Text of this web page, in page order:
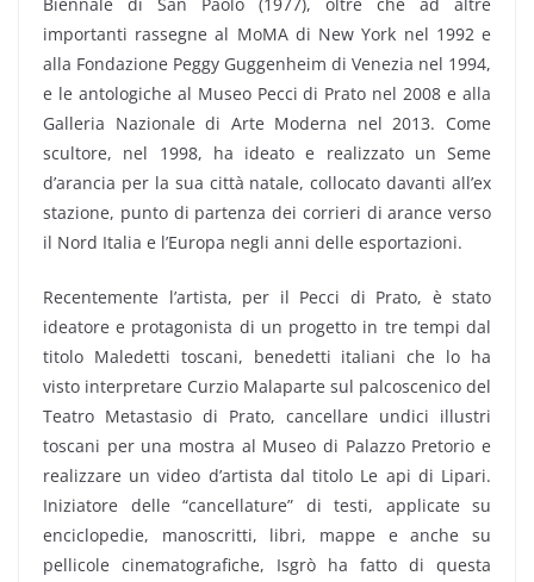
importanti rassegne al MoMA di New York nel 1992 e
alla Fondazione Peggy Guggenheim di Venezia nel 1994,
e le antologiche al Museo Pecci di Prato nel 2008 e alla
Galleria Nazionale di Arte Moderna nel 2013. Come
scultore, nel 1998, ha ideato e realizzato un Seme
d’arancia per la sua città natale, collocato davanti all’ex
stazione, punto di partenza dei corrieri di arance verso
il Nord Italia e l’Europa negli anni delle esportazioni.
Recentemente l’artista, per il Pecci di Prato, è stato
ideatore e protagonista di un progetto in tre tempi dal
titolo Maledetti toscani, benedetti italiani che lo ha
visto interpretare Curzio Malaparte sul palcoscenico del
Teatro Metastasio di Prato, cancellare undici illustri
toscani per una mostra al Museo di Palazzo Pretorio e
realizzare un video d’artista dal titolo Le api di Lipari.
Iniziatore delle “cancellature” di testi, applicate su
enciclopedie, manoscritti, libri, mappe e anche su
pellicole cinematografiche, Isgrò ha fatto di questa